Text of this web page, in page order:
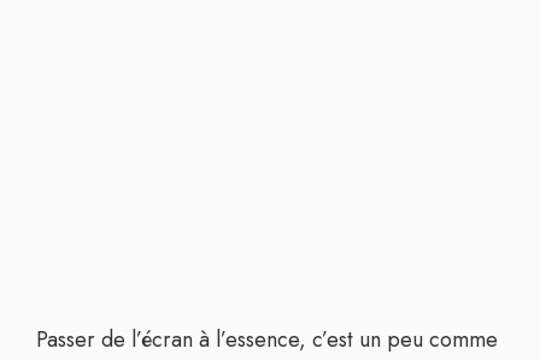
Passer de l’écran à l’essence, c’est un peu comme